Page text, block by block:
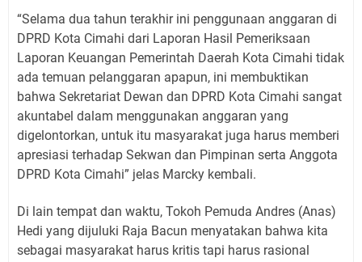
“Selama dua tahun terakhir ini penggunaan anggaran di
DPRD Kota Cimahi dari Laporan Hasil Pemeriksaan
Laporan Keuangan Pemerintah Daerah Kota Cimahi tidak
ada temuan pelanggaran apapun, ini membuktikan
bahwa Sekretariat Dewan dan DPRD Kota Cimahi sangat
akuntabel dalam menggunakan anggaran yang
digelontorkan, untuk itu masyarakat juga harus memberi
apresiasi terhadap Sekwan dan Pimpinan serta Anggota
DPRD Kota Cimahi” jelas Marcky kembali.
Di lain tempat dan waktu, Tokoh Pemuda Andres (Anas)
Hedi yang dijuluki Raja Bacun menyatakan bahwa kita
sebagai masyarakat harus kritis tapi harus rasional